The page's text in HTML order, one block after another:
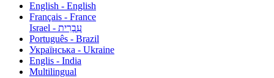
English - English
Français - France
עִבְרִית - Israel
Português - Brazil
Українська - Ukraine
Englis - India
Multilingual